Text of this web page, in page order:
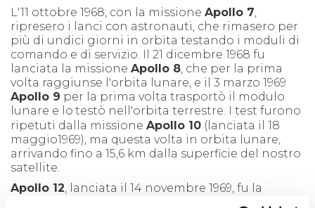
L'11 ottobre 1968, con la missione Apollo 7,
ripresero i lanci con astronauti, che rimasero per
più di undici giorni in orbita testando i moduli di
comando e di servizio. Il 21 dicembre 1968 fu
lanciata la missione Apollo 8, che per la prima
volta raggiunse l'orbita lunare, e il 3 marzo 1969
Apollo 9 per la prima volta trasportò il modulo
lunare e lo testò nell'orbita terrestre. I test furono
ripetuti dalla missione Apollo 10 (lanciata il 18
maggio1969), ma questa volta in orbita lunare,
arrivando fino a 15,6 km dalla superficie del nostro
satellite.
Apollo 12, lanciata il 14 novembre 1969, fu la